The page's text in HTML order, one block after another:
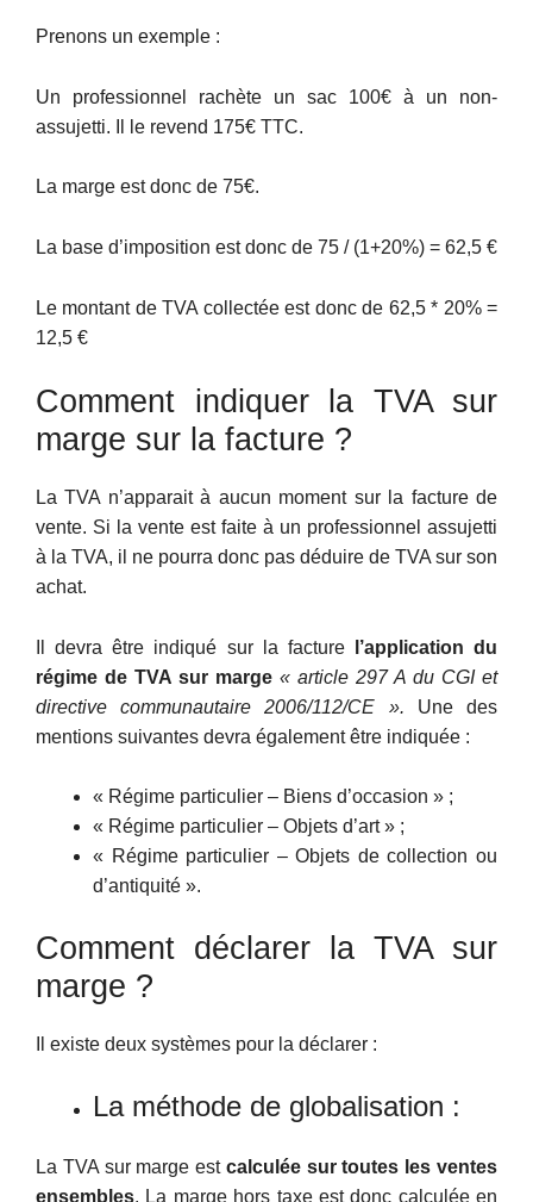
Prenons un exemple :
Un professionnel rachète un sac 100€ à un non-
assujetti. Il le revend 175€ TTC.
La marge est donc de 75€.
La base d’imposition est donc de 75 / (1+20%) = 62,5 €
Le montant de TVA collectée est donc de 62,5 * 20% =
12,5 €
Comment indiquer la TVA sur
marge sur la facture ?
La TVA n’apparait à aucun moment sur la facture de
vente. Si la vente est faite à un professionnel assujetti
à la TVA, il ne pourra donc pas déduire de TVA sur son
achat.
Il devra être indiqué sur la facture
l’application du
régime de TVA sur marge « article 297 A du CGI et
directive communautaire 2006/112/CE ». Une des
mentions suivantes devra également être indiquée :
« Régime particulier – Biens d’occasion » ;
« Régime particulier – Objets d’art » ;
« Régime particulier – Objets de collection ou
d’antiquité ».
Comment déclarer la TVA sur
marge ?
Il existe deux systèmes pour la déclarer :
La méthode de globalisation :
La TVA sur marge est calculée sur toutes les ventes
ensembles. La marge hors taxe est donc calculée en